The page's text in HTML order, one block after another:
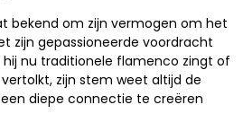
bekend om zijn vermogen om het
zijn gepassioneerde voordracht
nu traditionele flamenco zingt of
zijn stem weet altijd de
diepe connectie te creëren